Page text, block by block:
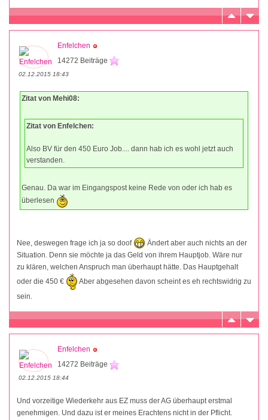
Enfelchen
14272 Beiträge
02.12.2015 18:43
Zitat von Mehi08:
Zitat von Enfelchen:
Also BV für den 450 Euro Job.... dann hab ich es wohl jetzt auch
verstanden.
Genau. Da war im Eingangspost keine Rede von oder ich hab es
überlesen
Nee, deswegen frage ich ja so doof
Ändert aber auch nichts an der
Situation. Denn sie möchte ja das Geld von ihrem Hauptjob. Wäre nur
zu klären, welchen Anspruch man überhaupt hätte. Das Hauptgehalt
oder die 450 €
Aber abgesehen davon scheint es eh rechtswidrig zu
sein.
Enfelchen
14272 Beiträge
02.12.2015 18:44
Und vorzeitige Wiederkehr aus EZ muss der AG überhaupt erstmal
genehmigen. Und dazu ist er meines Erachtens nicht in der Pflicht.